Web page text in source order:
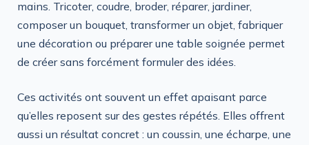
mains. Tricoter, coudre, broder, réparer, jardiner,
composer un bouquet, transformer un objet, fabriquer
une décoration ou préparer une table soignée permet
de créer sans forcément formuler des idées.
Ces activités ont souvent un effet apaisant parce
qu’elles reposent sur des gestes répétés. Elles offrent
aussi un résultat concret : un coussin, une écharpe, une